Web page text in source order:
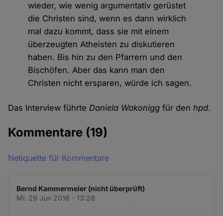
wieder, wie wenig argumentativ gerüstet
die Christen sind, wenn es dann wirklich
mal dazu kommt, dass sie mit einem
überzeugten Atheisten zu diskutieren
haben. Bis hin zu den Pfarrern und den
Bischöfen. Aber das kann man den
Christen nicht ersparen, würde ich sagen.
Das Interview führteDaniela Wakonigg für denhpd.
Kommentare (19)
Netiquette für Kommentare
Bernd Kammermeier (nicht überprüft)
Mi. 29 Jun 2016 - 13:28